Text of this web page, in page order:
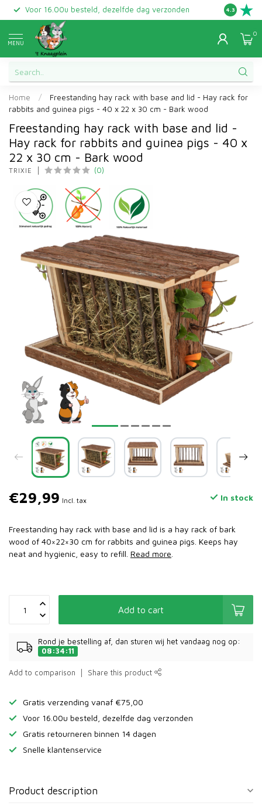
Voor 16.00u besteld, dezelfde dag verzonden Gratis
4.3
MENU
0
Home /
Freestanding hay rack with base and lid - Hay rack for
rabbits and guinea pigs - 40 x 22 x 30 cm - Bark wood
Freestanding hay rack with base and lid -
Hay rack for rabbits and guinea pigs - 40 x
22 x 30 cm - Bark wood
TRIXIE (0)
€29,99 Incl. tax In stock
Freestanding hay rack with base and lid is a hay rack of bark
wood of 40×22×30 cm for rabbits and guinea pigs. Keeps hay
neat and hygienic, easy to refill. Read more
Add to cart
Rond je bestelling af, dan sturen wij het vandaag nog op:
08:34:11
Add to comparison Share this product
Gratis verzending vanaf €75,00
Voor 16.00u besteld, dezelfde dag verzonden
Gratis retourneren binnen 14 dagen
Snelle klantenservice
Product description